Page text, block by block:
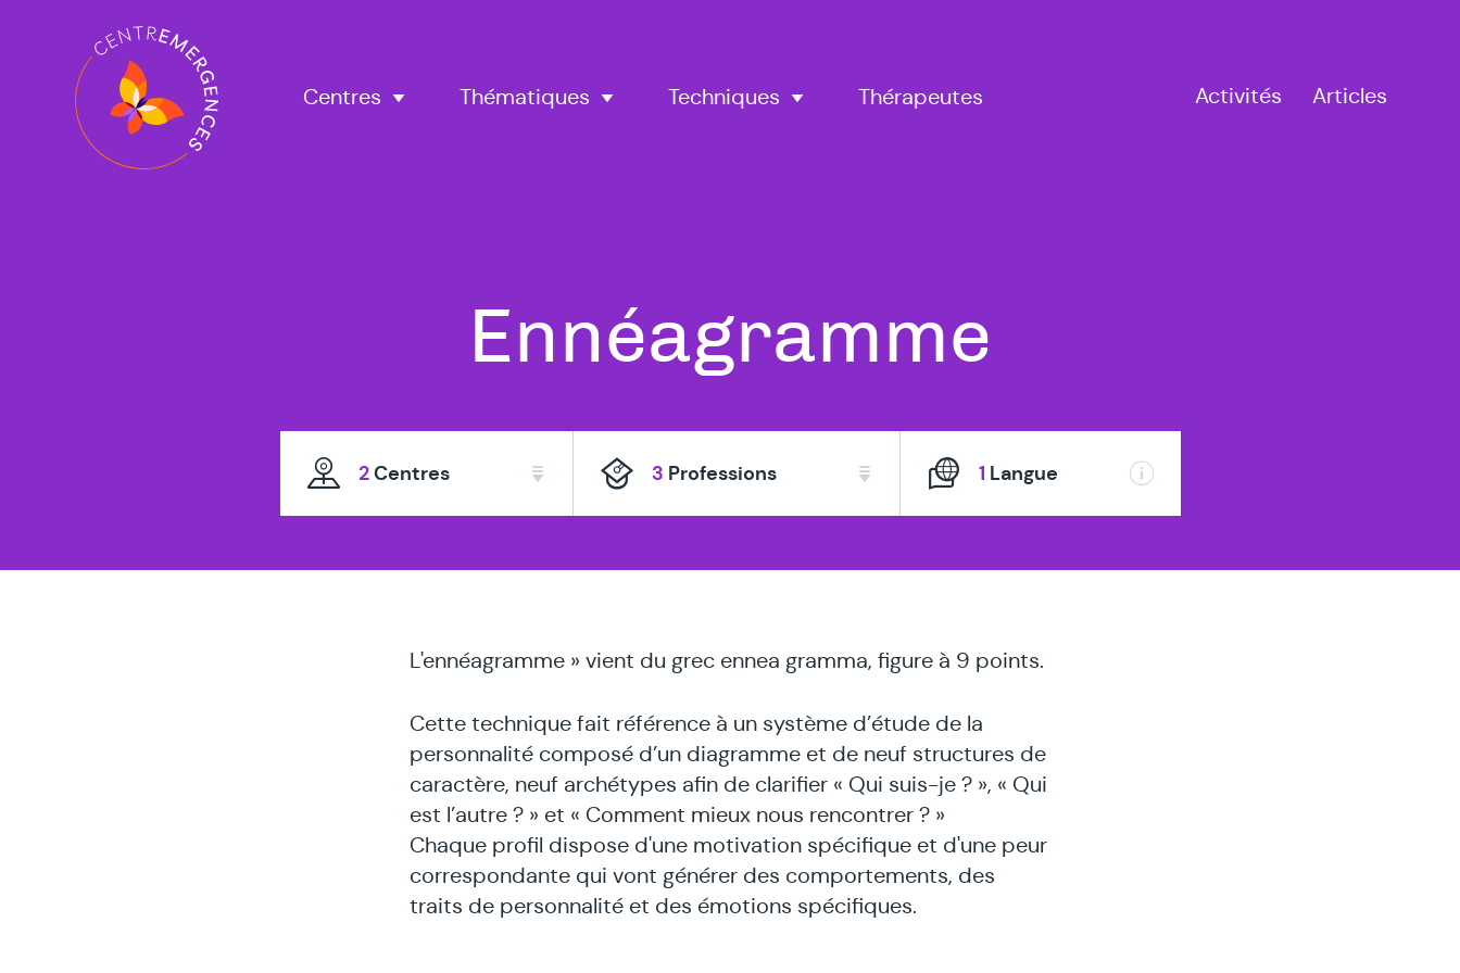
Tous
nos
thérapeutes
spécialisé
en
Ennéagramme
Tournai
2Centres 3 Professions 1 Langue
Navigation
principale
Centres Thématiques Techniques Thérapeutes Activités Articles
L'ennéagramme » vient du grec ennea gramma, figure à 9 points.
Cette technique fait référence à un système d’étude de la
personnalité composé d’un diagramme et de neuf structures de
caractère, neuf archétypes afin de clarifier « Qui suis-je ? », « Qui
est l’autre ? » et « Comment mieux nous rencontrer ? »
Chaque profil dispose d'une motivation spécifique et d'une peur
correspondante qui vont générer des comportements, des
traits de personnalité et des émotions spécifiques.